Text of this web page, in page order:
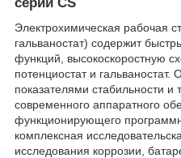
Электрохимическая рабочая
гальваностат) содержит
функций, высокоскоростную
потенциостат и
показателями стабильности и
современного аппаратного
функционирующего
комплексная
исследования коррозии,